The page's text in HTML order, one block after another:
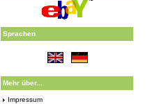
Sprachen
Mehr über...
Impressum